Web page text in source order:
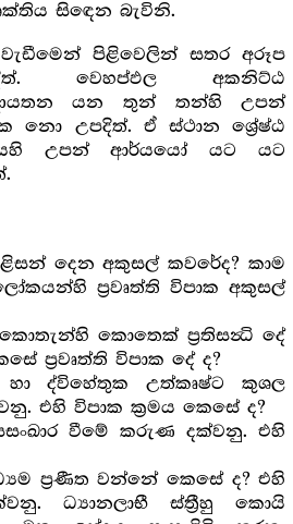
සිඳෙන බැවිනි.
වැඩීමෙන් පිළිවෙලින් සතර අරූප
වෙහප්ඵල අකනිට්ඨ
යන තුන් තන්හි උපන්
නො උපදිත්. ඒ ස්ථාන ශ්‍රේෂ්ඨ
උපන් ආර්යයෝ යට යට
දෙන අකුසල් කවරේද? කාම
ප්‍රවෘත්ති විපාක අකුසල්
කොතෙක් ප්‍රතිසන්‍ධි දේ
ප්‍රවෘත්ති විපාක දේ ද?
ද්විහේතුක උත්කෘෂ්ට කුශල
එහි විපාක ක්‍රමය කෙසේ ද?
වීමේ කරුණ දක්වනු. එහි
ප්‍රණීත වන්නේ කෙසේ ද? එහි
ධ්‍යානලාභී ස්ත්‍රීහු කොයි